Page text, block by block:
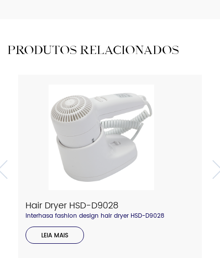
PRODUTOS RELACIONADOS
Hair Dryer HSD-D9028
Interhasa fashion design hair dryer HSD-D9028
LEIA MAIS